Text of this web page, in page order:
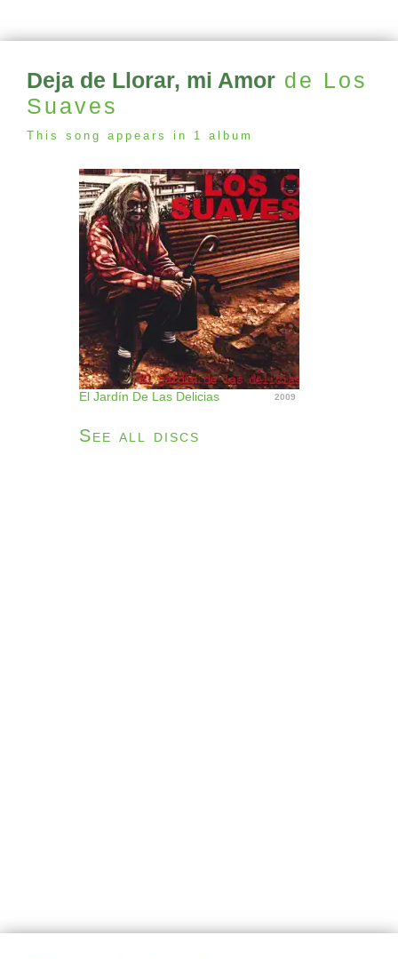
Deja de Llorar, mi Amor de Los
Suaves
This song appears in 1 album
El Jardín De Las Delicias 2009
See all discs